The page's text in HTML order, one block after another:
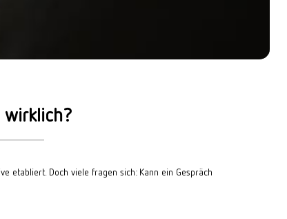
wirklich?
etabliert. Doch viele fragen sich: Kann ein Gespräch